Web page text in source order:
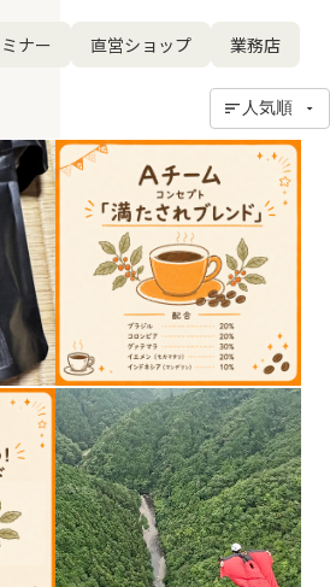
ナー 直営ショップ 業務店
人気順